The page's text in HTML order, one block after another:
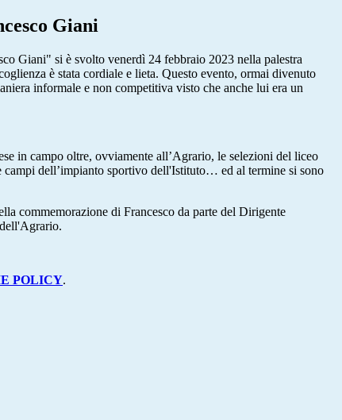
Giani
Giani" si è svolto venerdì 24 febbraio 2023 nella palestra
è stata cordiale e lieta. Questo evento, ormai divenuto
informale e non competitiva visto che anche lui era un
in campo oltre, ovviamente all’Agrario, le selezioni del liceo
dell’impianto sportivo dell'Istituto… ed al termine si sono
commemorazione di Francesco da parte del Dirigente
POLICY.